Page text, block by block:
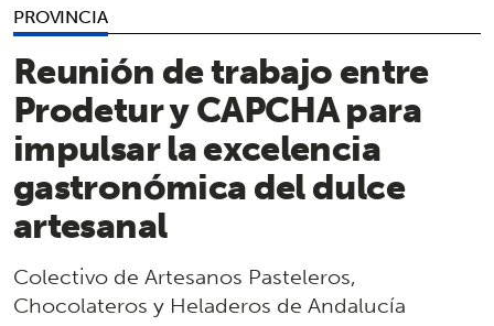
PROVINCIA
Reunión de trabajo entre
Prodetur y CAPCHA para
impulsar la excelencia
gastronómica del dulce
artesanal
Colectivo de Artesanos Pasteleros,
Chocolateros y Heladeros de Andalucía